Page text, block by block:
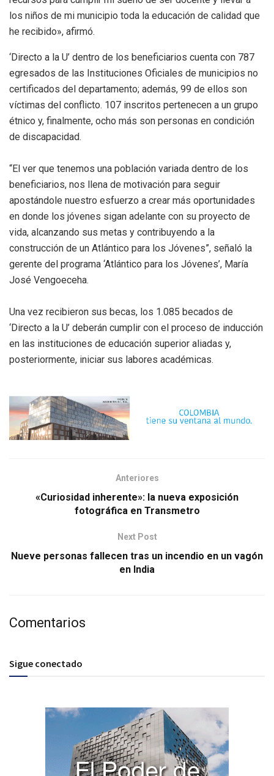
los niños de mi municipio toda la educación de calidad que
he recibido», afirmó.
‘Directo a la U’ dentro de los beneficiarios cuenta con 787
egresados de las Instituciones Oficiales de municipios no
certificados del departamento; además, 99 de ellos son
víctimas del conflicto. 107 inscritos pertenecen a un grupo
étnico y, finalmente, ocho más son personas en condición
de discapacidad.
“El ver que tenemos una población variada dentro de los
beneficiarios, nos llena de motivación para seguir
apostándole nuestro esfuerzo a crear más oportunidades
en donde los jóvenes sigan adelante con su proyecto de
vida, alcanzando sus metas y contribuyendo a la
construcción de un Atlántico para los Jóvenes”, señaló la
gerente del programa ‘Atlántico para los Jóvenes’, María
José Vengoeceha.
Una vez recibieron sus becas, los 1.085 becados de
‘Directo a la U’ deberán cumplir con el proceso de inducción
en las instituciones de educación superior aliadas y,
posteriormente, iniciar sus labores académicas.
Anteriores
«Curiosidad inherente»: la nueva exposición
fotográfica en Transmetro
Next Post
Nueve personas fallecen tras un incendio en un vagón
en India
Comentarios
Sigue conectado